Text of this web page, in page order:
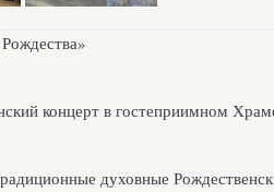
концерт в гостеприимном
духовные